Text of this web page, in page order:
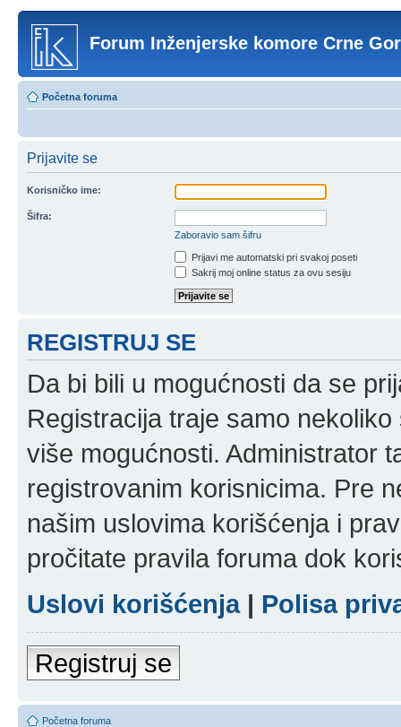
Forum Inženjerske komore Crne
Početna foruma
Prijavite se
Korisničko ime:
Šifra:
Zaboravio sam šifru
Prijavi me automatski pri svakoj poseti
Sakrij moj online status za ovu sesiju
REGISTRUJ SE
Da bi bili u mogućnosti da se
Registracija traje samo
više mogućnosti. Administrator
registrovanim korisnicima. Pre
našim uslovima korišćenja i
pročitate pravila foruma dok
Uslovi korišćenja| Polisa
Registruj se
Početna foruma